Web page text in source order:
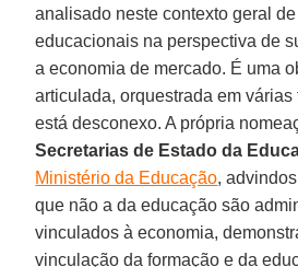
analisado neste contexto geral
educacionais na perspectiva de
a economia de mercado. É uma
articulada, orquestrada em várias
está desconexo. A própria
Secretarias de Estado da
Ministério da Educação,
que não a da educação são
vinculados à economia,
vinculação da formação e da